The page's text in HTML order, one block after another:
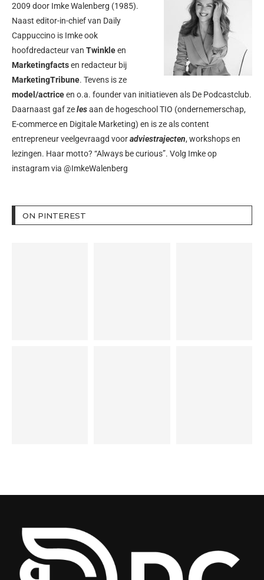
2009 door Imke Walenberg (1985).
Naast editor-in-chief van Daily
Cappuccino is Imke ook
hoofdredacteur van Twinkleen
Marketingfactsen redacteur bij
MarketingTribune. Tevens is ze
model/actriceen o.a. founder van initiatieven als De Podcastclub.
Daarnaast gaf zelesaan de hogeschool TIO (ondernemerschap,
E-commerce en Digitale Marketing) en is ze als content
entrepreneur veelgevraagd vooradviestrajecten, workshops en
lezingen. Haar motto? “Always be curious”. Volg Imke op
instagram via @ImkeWalenberg
ON PINTEREST